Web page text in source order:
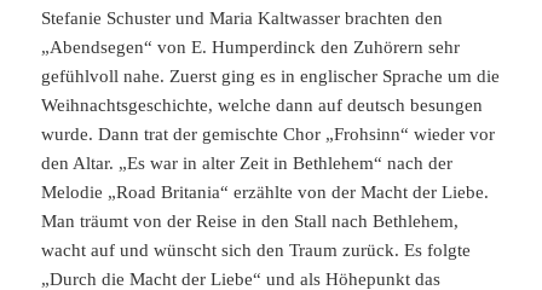
Stefanie Schuster und Maria Kaltwasser brachten den
„Abendsegen“ von E. Humperdinck den Zuhörern sehr
gefühlvoll nahe. Zuerst ging es in englischer Sprache um die
Weihnachtsgeschichte, welche dann auf deutsch besungen
wurde. Dann trat der gemischte Chor „Frohsinn“ wieder vor
den Altar. „Es war in alter Zeit in Bethlehem“ nach der
Melodie „Road Britania“ erzählte von der Macht der Liebe.
Man träumt von der Reise in den Stall nach Bethlehem,
wacht auf und wünscht sich den Traum zurück. Es folgte
„Durch die Macht der Liebe“ und als Höhepunkt das